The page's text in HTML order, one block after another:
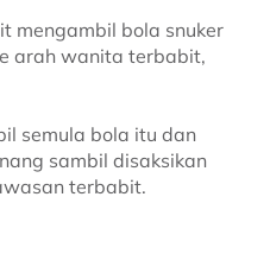
mengambil bola snuker
arah wanita terbabit,
semula bola itu dan
sambil disaksikan
terbabit.